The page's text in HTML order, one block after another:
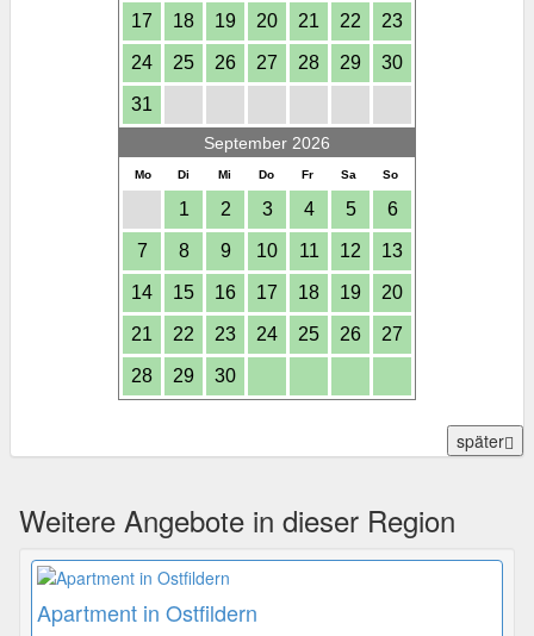
17 18 19 20 21 22 23
24 25 26 27 28 29 30
31
September 2026
Mo Di Mi Do Fr Sa So
1 2 3 4 5 6
7 8 9 10 11 12 13
14 15 16 17 18 19 20
21 22 23 24 25 26 27
28 29 30
später
Weitere Angebote in dieser Region
Apartment in Ostfildern